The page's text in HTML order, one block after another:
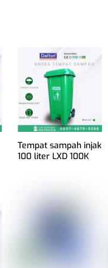
Tempat sampah injak
100 liter LXD 100K